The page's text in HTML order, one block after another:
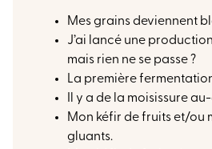
Mes grains deviennent
J’ai lancé une
mais rien ne se passe ?
La première
Il y a de la moisissure
Mon kéfir de fruits et/ou
gluants.